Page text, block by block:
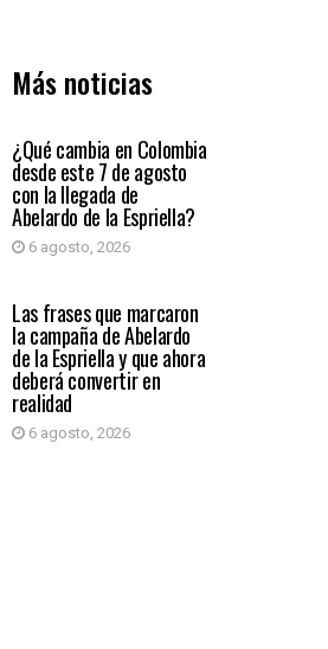
Más noticias
PRIMER PLANO
¿Qué cambia en Colombia
desde este 7 de agosto
con la llegada de
Abelardo de la Espriella?
6 agosto, 2026
PRIMER PLANO
Las frases que marcaron
la campaña de Abelardo
de la Espriella y que ahora
deberá convertir en
realidad
6 agosto, 2026